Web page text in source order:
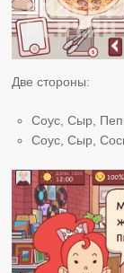
Две стороны:
Соус, Сыр,
Соус, Сыр,